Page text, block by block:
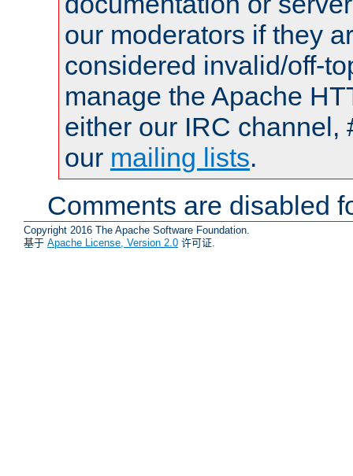
our moderators if they
considered invalid/off-
manage the Apache
either our IRC channel,
our mailing lists.
Comments are disabled
Copyright 2016 The Apache Software Foundation.
基于 Apache License, Version 2.0 许可证.